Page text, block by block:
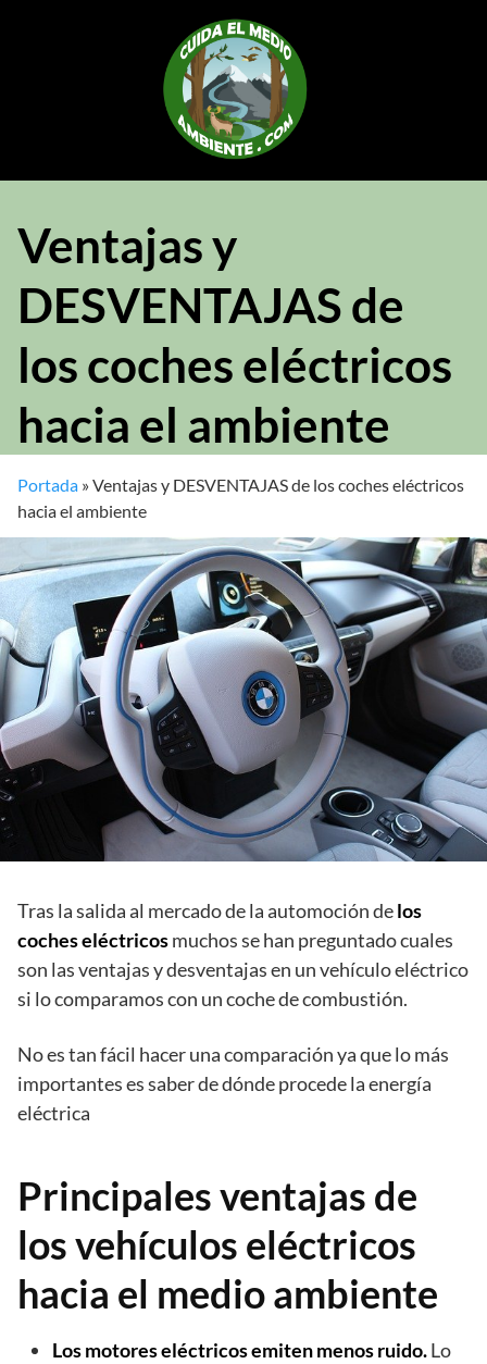
Ventajas y
DESVENTAJAS de
los coches eléctricos
hacia el ambiente
Portada »Ventajas y DESVENTAJAS de los coches eléctricos
hacia el ambiente
Tras la salida al mercado de la automoción delos
coches eléctricosmuchos se han preguntado cuales
son las ventajas y desventajas en un vehículo eléctrico
si lo comparamos con un coche de combustión.
No es tan fácil hacer una comparación ya que lo más
importantes es saber de dónde procede la energía
eléctrica
Principales ventajas de
los vehículos eléctricos
hacia el medio ambiente
Los motores eléctricos emiten menos ruido.Lo